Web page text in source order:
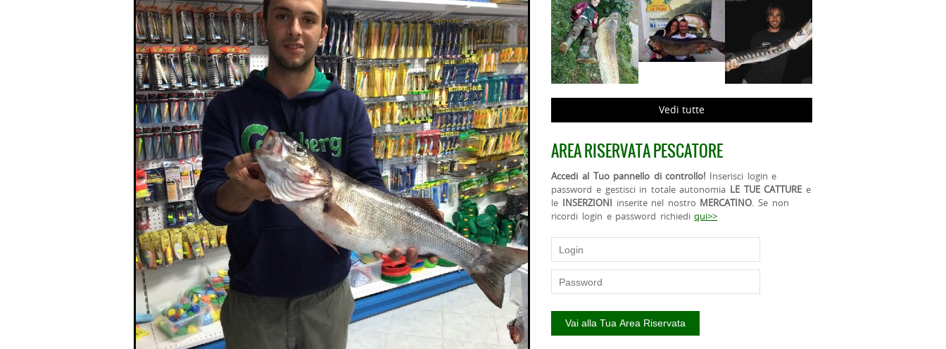
Vedi tutte
AREA RISERVATA PESCATORE
Accedi al Tuo pannello di controllo! Inserisci login e
password e gestisci in totale autonomia LE TUE CATTURE e
le INSERZIONI inserite nel nostro MERCATINO. Se non
ricordi login e password richiediqui>>